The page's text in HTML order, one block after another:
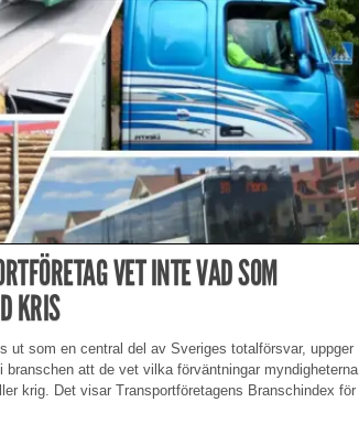
VET INTE VAD SOM
KRIS
ut som en central del av Sveriges totalförsvar, uppger
att de vet vilka förväntningar myndigheterna
krig. Det visar Transportföretagens Branschindex för